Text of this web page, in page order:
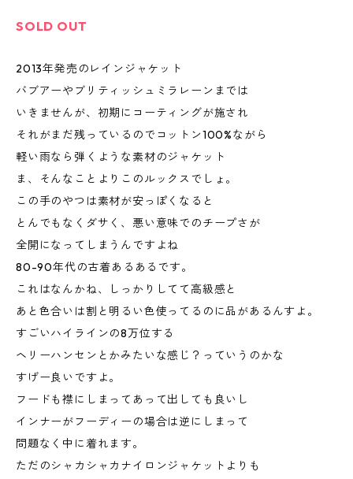
SOLD OUT
2013年発売のレインジャケット
バブアーやブリティッシュミラレーンまでは
いきませんが、初期にコーティングが施され
それがまだ残っているのでコットン100%ながら
軽い雨なら弾くような素材のジャケット
ま、そんなことよりこのルックスでしょ。
この手のやつは素材が安っぽくなると
とんでもなくダサく、悪い意味でのチープさが
全開になってしまうんですよね
80-90年代の古着あるあるです。
これはなんかね、しっかりしてて高級感と
あと色合いは割と明るい色使ってるのに品があるんすよ。
すごいハイラインの8万位する
ヘリーハンセンとかみたいな感じ？っていうのかな
すげー良いですよ。
フードも襟にしまってあって出しても良いし
インナーがフーディーの場合は逆にしまって
問題なく中に着れます。
ただのシャカシャカナイロンジャケットよりも